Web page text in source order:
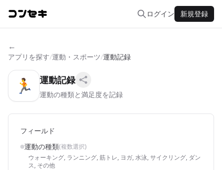
ログイン 新規登録
←
アプリを探す/運動・スポーツ/運動記録
🏃 運動記録
運動の種類と満足度を記録
フィールド
運動の種類(複数選択)
ウォーキング, ランニング, 筋トレ, ヨガ, 水泳, サイクリング, ダン
ス, その他